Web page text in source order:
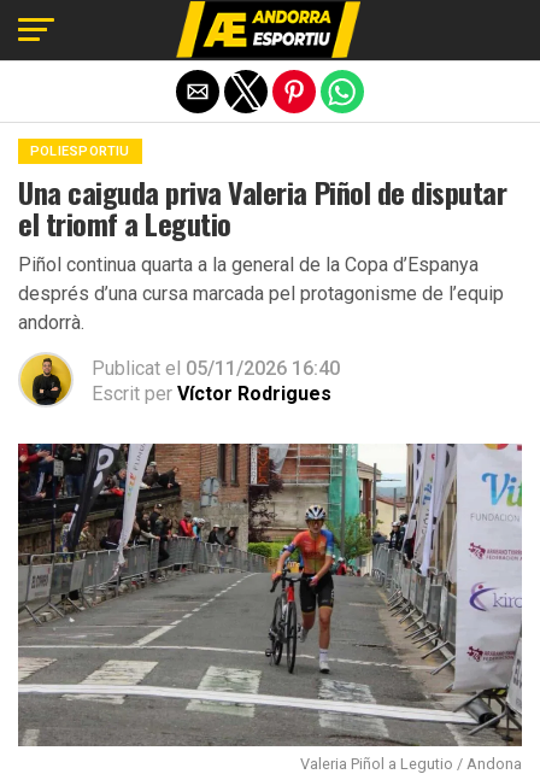
POLIESPORTIU
Una caiguda priva Valeria Piñol de disputar
el triomf a Legutio
Piñol continua quarta a la general de la Copa d’Espanya
després d’una cursa marcada pel protagonisme de l’equip
andorrà.
Publicat el 05/11/2026 16:40
Escrit per Víctor Rodrigues
Valeria Piñol a Legutio / Andona
Exit mobile version